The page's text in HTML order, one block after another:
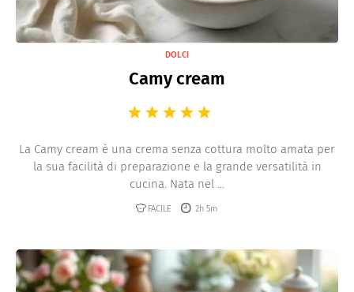
DOLCI
Camy cream
La Camy cream è una crema senza cottura molto amata per
la sua facilità di preparazione e la grande versatilità in
cucina. Nata nel ...
FACILE 2h 5m